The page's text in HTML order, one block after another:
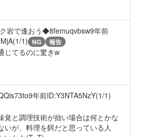
岩で逢おう◆8femuqvbsw9年前
1) NG 報告
じてるのに驚きw
9年前ID:Y3NTA5NzY(1/1)
覚と調理技術が拙い場合は何とかな
いが、料理を餌だと思っている人